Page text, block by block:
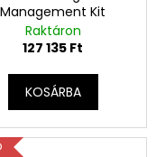
Management Kit
Raktáron
127 135 Ft
KOSÁRBA